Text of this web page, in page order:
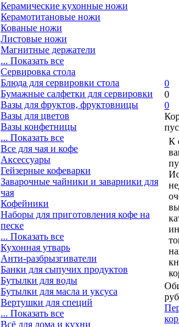
Керамические кухонные ножи
Керамотитановые ножи
Кованые ножи
Листовые ножи
Магнитные держатели
... Показать все
Сервировка стола
Блюда для сервировки стола
Бумажные салфетки для сервировки
Вазы для фруктов, фруктовницы
Вазы для цветов
Вазы конфетницы
... Показать все
Все для чая и кофе
Аксессуары
Гейзерные кофеварки
Заварочные чайники и заварники для
чая
Кофейники
Наборы для приготовления кофе на
песке
... Показать все
Кухонная утварь
Анти-разбрызгиватели
Банки для сыпучих продуктов
Бутылки для воды
Бутылки для масла и уксуса
Вертушки для специй
... Показать все
Всё для дома и кухни
0
0
0
К